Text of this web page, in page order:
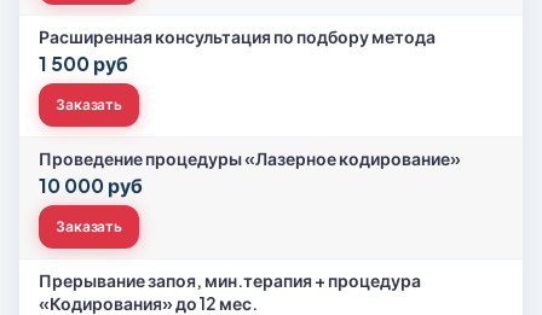
Расширенная консультация по подбору метода
1 500 руб
Заказать
Проведение процедуры «Лазерное кодирование»
10 000 руб
Заказать
Прерывание запоя, мин.терапия + процедура
«Кодирования» до 12 мес.